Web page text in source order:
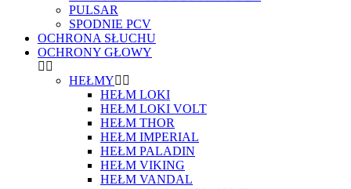
PULSAR
SPODNIE PCV
OCHRONA SŁUCHU
OCHRONY GŁOWY
HEŁMY
HEŁM LOKI
HEŁM LOKI VOLT
HEŁM THOR
HEŁM IMPERIAL
HEŁM PALADIN
HEŁM VIKING
HEŁM VANDAL